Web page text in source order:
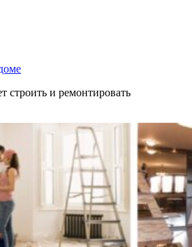
строить и ремонтировать